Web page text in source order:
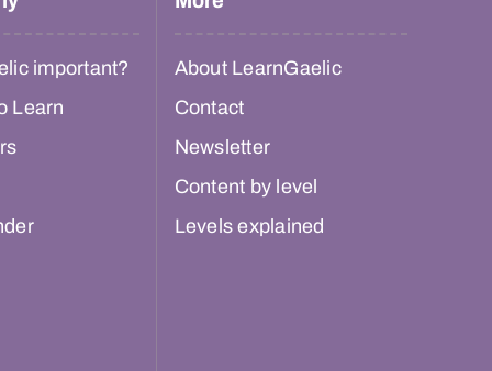
important?
Learn
About LearnGaelic
Contact
Newsletter
Content by level
Levels explained